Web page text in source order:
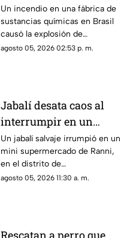
alcantarillas tras el
incendio en una
fábrica
Un incendio en una fábrica de
sustancias químicas en Brasil
causó la explosión de
alcantarillas; el momento
agosto 05, 2026 02:53 p. m.
Jabalí desata caos al
interrumpir en un
comercio y embiste a
un hombre
Un jabalí salvaje irrumpió en un
mini supermercado de Ranni,
en el distrito de
Pathanamthitta, Kerala, India,
agosto 05, 2026 11:30 a. m.
Rescatan a perro que